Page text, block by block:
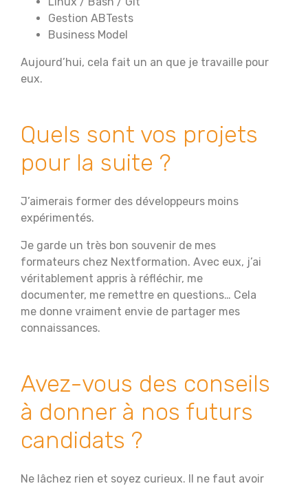
Gestion ABTests
Business Model
Aujourd’hui, cela fait un an que je travaille pour
eux.
Quels sont vos projets
pour la suite ?
J’aimerais former des développeurs moins
expérimentés.
Je garde un très bon souvenir de mes
formateurs chez Nextformation. Avec eux, j’ai
véritablement appris à réfléchir, me
documenter, me remettre en questions… Cela
me donne vraiment envie de partager mes
connaissances.
Avez-vous des conseils
à donner à nos futurs
candidats ?
Ne lâchez rien et soyez curieux. Il ne faut avoir